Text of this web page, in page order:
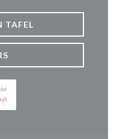
TAFEL